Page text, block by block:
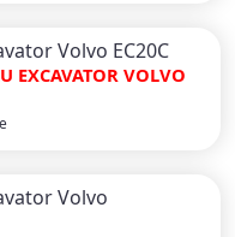
EXCAVATOR VOLVO